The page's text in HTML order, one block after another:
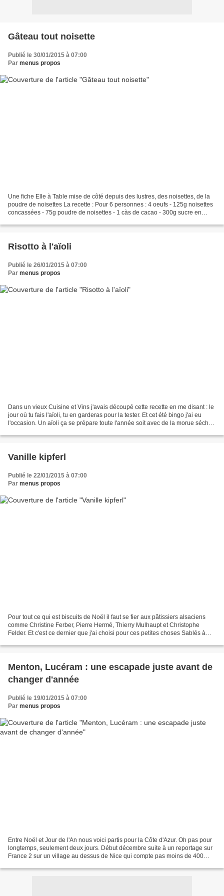
Gâteau tout noisette
Publié le 30/01/2015 à 07:00
Par menus propos
Une fiche Elle à Table mise de côté depuis des lustres, des noisettes, de la
poudre de noisettes La recette : Pour 6 personnes : 4 oeufs - 125g noisettes
concassées - 75g poudre de noisettes - 1 càs de cacao - 300g sucre en
Risotto à l'aïoli
Publié le 26/01/2015 à 07:00
Par menus propos
Dans un vieux Cuisine et Vins j'avais découpé cette recette en me disant : le
jour où tu fais l'aïoli, tu en garderas pour la tester. Et cet été bingo j'ai eu
l'occasion. Un aïoli ça se prépare toute l'année soit avec de la morue séchée
Vanille kipferl
Publié le 22/01/2015 à 07:00
Par menus propos
Pour tout ce qui est biscuits de Noël il faut se fier aux pâtissiers alsaciens
comme Christine Ferber, Pierre Hermé, Thierry Mulhaupt et Christophe
Felder. Et c'est ce dernier que j'ai choisi pour ces petites choses Sablés à
Menton, Lucéram : une escapade juste avant de
changer d'année
Publié le 19/01/2015 à 07:00
Par menus propos
Entre Noël et Jour de l'An nous voici partis pour la Côte d'Azur. Oh pas pour
longtemps, seulement deux jours. Début décembre suite à un reportage sur
France 2 sur un village au dessus de Nice qui compte pas moins de 400